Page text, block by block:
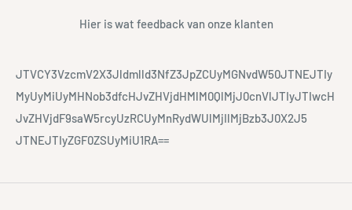
Hier is wat feedback van onze klanten
JTVCY3VzcmV2X3Jldmlld3NfZ3JpZCUyMGNvdW50JTNEJTIy
MyUyMiUyMHNob3dfcHJvZHVjdHMlM0QlMjJ0cnVlJTIyJTIwcH
JvZHVjdF9saW5rcyUzRCUyMnRydWUlMjIlMjBzb3J0X2J5
JTNEJTIyZGF0ZSUyMiU1RA==